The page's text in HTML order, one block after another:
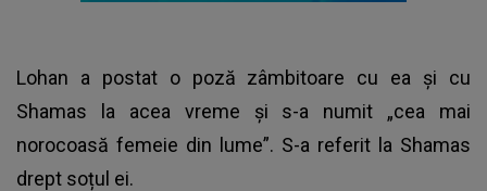
Lohan a postat o poză zâmbitoare cu ea și cu
Shamas la acea vreme și s-a numit „cea mai
norocoasă femeie din lume”. S-a referit la Shamas
drept soțul ei.